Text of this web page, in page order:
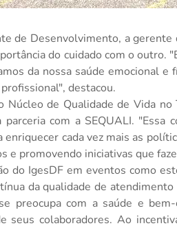
de Desenvolvimento, a
do cuidado com o outro.
da nossa saúde emocional
destacou.
Núcleo de Qualidade de Vida
parceria com a SEQUALI. "Essa
enriquecer cada vez mais as
e promovendo iniciativas que
do IgesDF em eventos como
da qualidade de
preocupa com a saúde e
seus colaboradores. Ao